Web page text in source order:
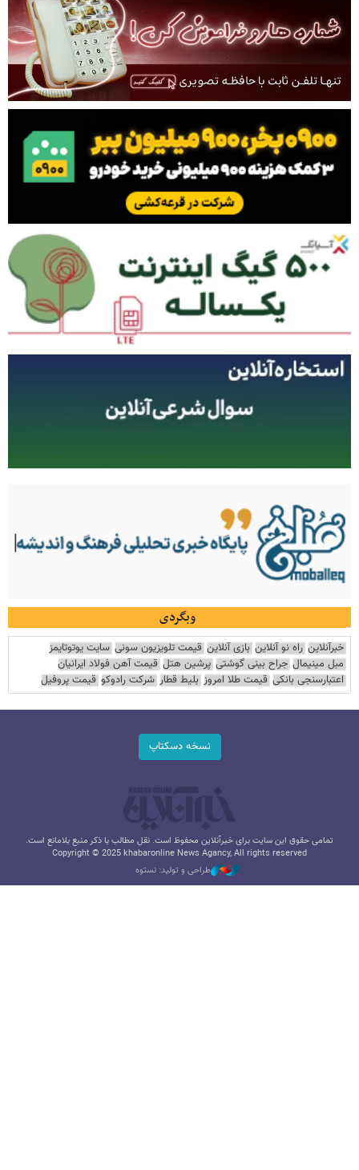
وبگردی
خبرآنلاین راه نو آنلاین بازی آنلاین قیمت تلویزیون سونی سایت یوتوتایمز
مبل مینیمال جراح بینی گوشتی پرشین هتل قیمت آهن فولاد ایرانیان
اعتبارسنجی بانکی قیمت طلا امروز بلیط قطار شرکت رادوکو قیمت پروفیل
نسخه دسکتاپ
تمامی حقوق این سایت برای خبرآنلاین محفوظ است. نقل مطالب با ذکر منبع بلامانع است.
Copyright © 2025 khabaronline News Agancy, All rights reserved
طراحی و تولید: نستوه